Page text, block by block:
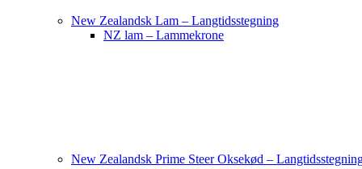
New Zealandsk Lam – Langtidsstegning
NZ lam – Lammekrone
New Zealandsk Prime Steer Oksekød –